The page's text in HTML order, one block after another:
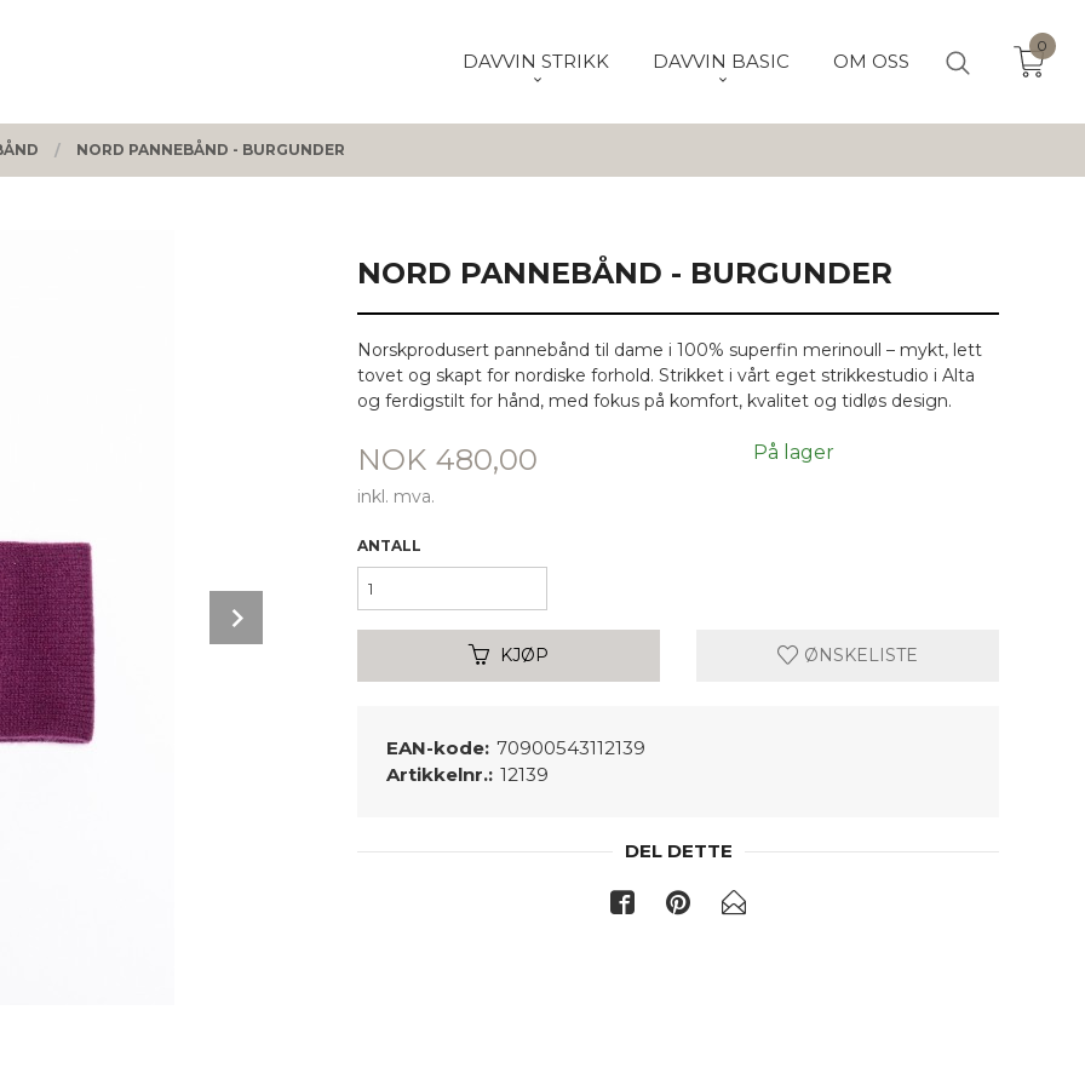
DAVVIN STRIKK DAVVIN BASIC OM OSS
0
NORD PANNEBÅND - BURGUNDER
NORD PANNEBÅND - BURGUNDER
Norskprodusert pannebånd til dame i 100% superfin merinoull – mykt, lett
tovet og skapt for nordiske forhold. Strikket i vårt eget strikkestudio i Alta
og ferdigstilt for hånd, med fokus på komfort, kvalitet og tidløs design.
Pris
NOK 480,00
inkl. mva.
På lager
ANTALL
KJØP ØNSKELISTE
EAN-kode: 70900543112139
Artikkelnr.: 12139
DEL DETTE